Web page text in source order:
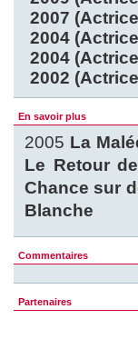
2007
2004
2004
2002
En savoir plus
2005 La
Le Retour
Chance sur
Blanche
Commentaires
Partenaires